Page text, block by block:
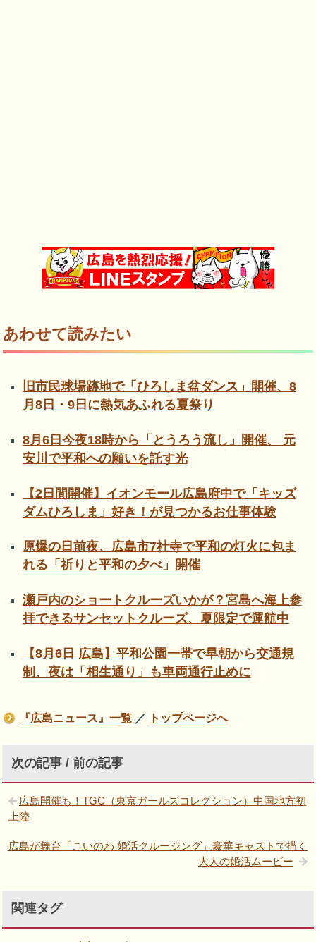
あわせて読みたい
旧市民球場跡地で「ひろしま盆ダンス」開催、8
月8日・9日に熱気あふれる夏祭り
8月6日今夜18時から「とうろう流し」開催、 元
安川で平和への願いを託す光
【2日間開催】イオンモール広島府中で「キッズ
ダムひろしま」好き！が見つかるお仕事体験
原爆の日前夜、広島市7社寺で平和の灯火に包ま
れる「祈りと平和の夕べ」開催
瀬戸内のショートクルーズいかが？宮島へ海上参
拝できるサンセットクルーズ、夏限定で運航中
【8月6日 広島】平和公園一帯で早朝から交通規
制、夜は「相生通り」も車両通行止めに
『広島ニュース』一覧 ／ トップページへ
次の記事 / 前の記事
広島開催も！TGC（東京ガールズコレクション）中国地方初
上陸
広島が舞台「こいのわ 婚活クルージング」豪華キャストで描く
大人の婚活ムービー
関連タグ